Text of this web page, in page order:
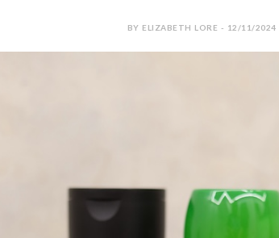
BY ELIZABETH LORE - 12/11/2024